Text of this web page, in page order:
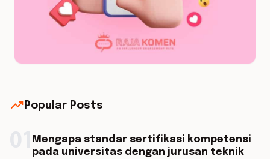
trending_up Popular Posts
Mengapa standar sertifikasi kompetensi
pada universitas dengan jurusan teknik